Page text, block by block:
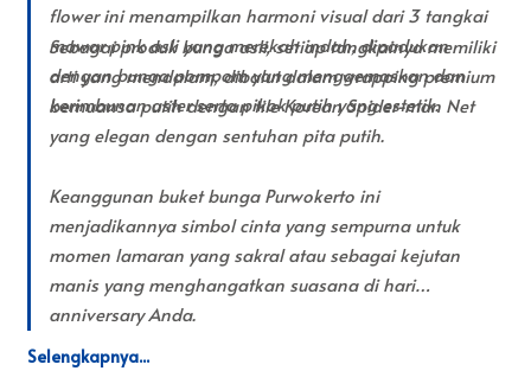
flower ini menampilkan harmoni visual dari 3 tangkai
mawar pink asli yang merekah indah, dipadukan
dengan bunga pompom yang menggemaskan dan
kerimbunan aster serta pikok putih yang estetik.
Sebagai produk bunga asli, setiap tangkainya memiliki
arti yang mendalam, dibalut dalam wrapping premium
bernuansa putih dengan tile Korean Spider-man Net
yang elegan dengan sentuhan pita putih.
Keanggunan buket bunga Purwokerto ini
menjadikannya simbol cinta yang sempurna untuk
momen lamaran yang sakral atau sebagai kejutan
manis yang menghangatkan suasana di hari
anniversary Anda.